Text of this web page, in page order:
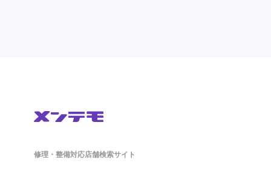
修理・整備対応店舗検索サイト